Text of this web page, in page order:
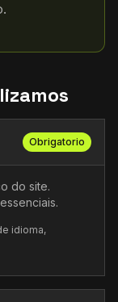
Obrigatorio
do site.
idioma,